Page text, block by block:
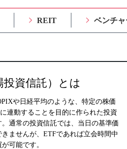
REIT ベンチ
投資信託）とは
や日経平均のような、特定の株価
連動することを目的に作られた投資
通常の投資信託では、当日の基準価
ませんが、ETFであれば立会時間中
可能です。